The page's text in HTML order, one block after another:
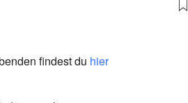
findest du hier